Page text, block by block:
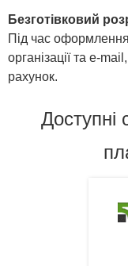
Безготівковий
Під час
організації та e-
рахунок.
Доступні